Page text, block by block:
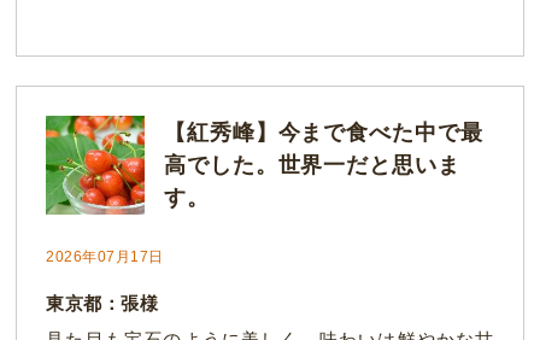
【紅秀峰】今まで食べた中で最
高でした。世界一だと思いま
す。
2026年07月17日
東京都：張様